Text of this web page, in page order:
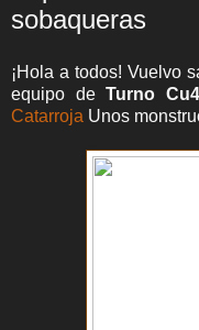
sobaqueras
¡Hola a todos! Vuelvo
equipo de Turno
Catarroja Unos